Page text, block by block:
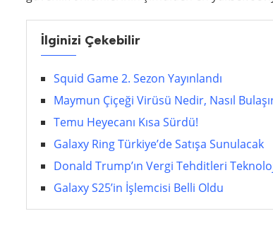
İlginizi Çekebilir
Squid Game 2. Sezon Yayınlandı
Maymun Çiçeği Virüsü Nedir, Nasıl
Temu Heyecanı Kısa Sürdü!
Galaxy Ring Türkiye’de Satışa Sunulacak
Donald Trump’ın Vergi Tehditleri
Galaxy S25’in İşlemcisi Belli Oldu